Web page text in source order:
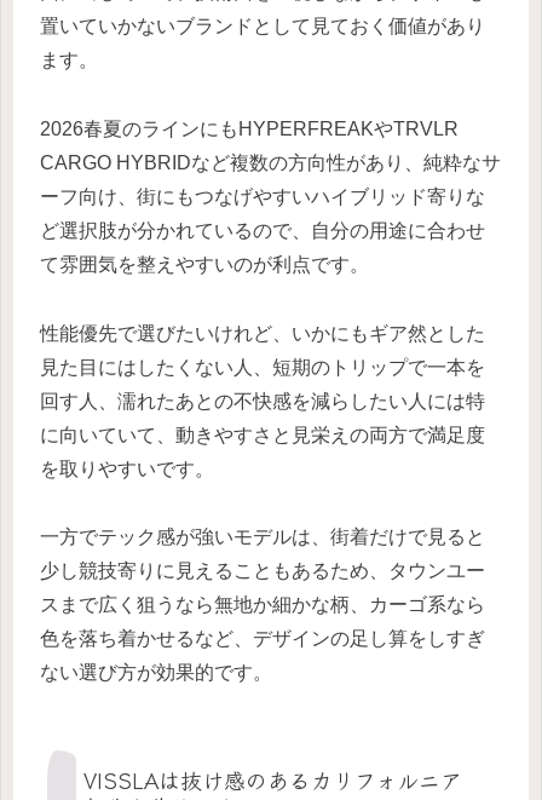
置いていかないブランドとして見ておく価値があり
ます。
2026春夏のラインにもHYPERFREAKやTRVLR
CARGO HYBRIDなど複数の方向性があり、純粋なサ
ーフ向け、街にもつなげやすいハイブリッド寄りな
ど選択肢が分かれているので、自分の用途に合わせ
て雰囲気を整えやすいのが利点です。
性能優先で選びたいけれど、いかにもギア然とした
見た目にはしたくない人、短期のトリップで一本を
回す人、濡れたあとの不快感を減らしたい人には特
に向いていて、動きやすさと見栄えの両方で満足度
を取りやすいです。
一方でテック感が強いモデルは、街着だけで見ると
少し競技寄りに見えることもあるため、タウンユー
スまで広く狙うなら無地か細かな柄、カーゴ系なら
色を落ち着かせるなど、デザインの足し算をしすぎ
ない選び方が効果的です。
VISSLAは抜け感のあるカリフォルニア